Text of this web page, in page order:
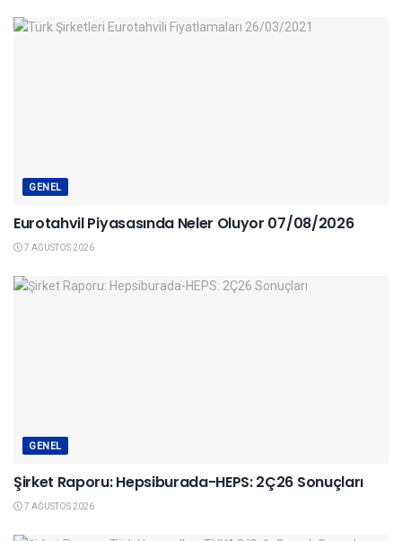
GENEL
Eurotahvil Piyasasında Neler Oluyor 07/08/2026
7 AĞUSTOS 2026
GENEL
Şirket Raporu: Hepsiburada-HEPS: 2Ç26 Sonuçları
7 AĞUSTOS 2026